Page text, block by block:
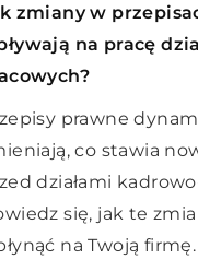
wybrać najbardziej
dla
o
wziąć pod
zabezpieczyć
zmiany w
na pracę
prawne
co stawia
działami
się, jak te
na Twoją firmę.
personalizowane
mogą stać
unikalny sposób
czegoś
na każdą